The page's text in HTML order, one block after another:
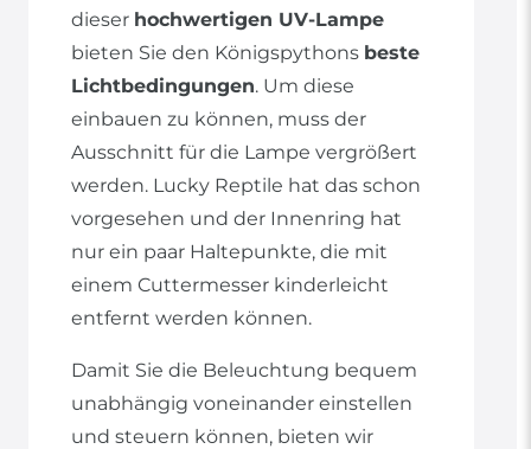
dieser hochwertigen UV-Lampe
bieten Sie den Königspythons beste
Lichtbedingungen. Um diese
einbauen zu können, muss der
Ausschnitt für die Lampe vergrößert
werden. Lucky Reptile hat das schon
vorgesehen und der Innenring hat
nur ein paar Haltepunkte, die mit
einem Cuttermesser kinderleicht
entfernt werden können.
Damit Sie die Beleuchtung bequem
unabhängig voneinander einstellen
und steuern können, bieten wir